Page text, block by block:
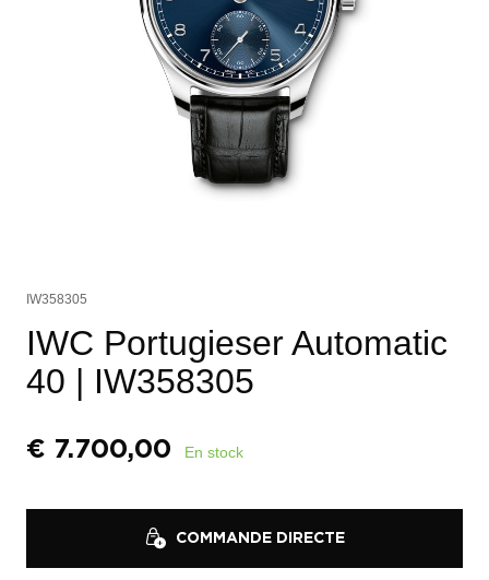
IW358305
IWC Portugieser Automatic
40 | IW358305
€ 7.700,00 En stock
COMMANDE DIRECTE